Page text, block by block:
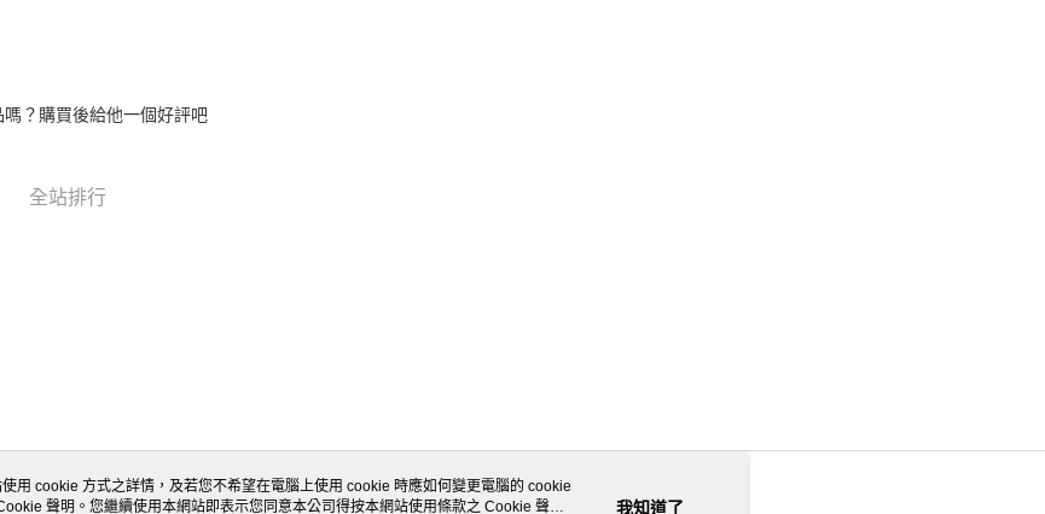
？購買後給他一個好評吧
全站排行
於我們 客服資訊
用 cookie 方式之詳情，及若您不希望在電腦上使用 cookie 時應如何變更電腦的 cookie
聲明。您繼續使用本網站即表示您同意本公司得按本網站使用條款之 Cookie 聲明 我知道了